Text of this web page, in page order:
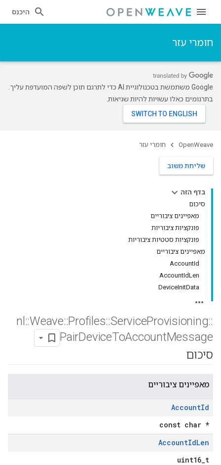
היכנס
חומרי עזר
‫Google משתמשת בטכנולוגיית AI כדי לתרגם תוכן לשפה המועדפת עליך.
בתרגומים כאלו עשויות להיות שגיאות.
OpenWeave חומרי עזר
שליחת משוב
בדף הזה
סיכום
מאפיינים ציבוריים
פונקציות ציבוריות
פונקציות סטטיות ציבוריות
מאפיינים ציבוריים
AccountId
AccountIdLen
DeviceInitData
nl ::Weave::Profiles::ServiceProvisioning::
PairDeviceToAccountMessage
סיכום
מאפיינים ציבוריים
AccountId
const char *
AccountIdLen
uint16_t